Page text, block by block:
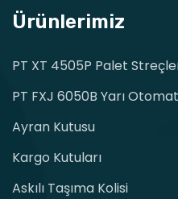
Ürünlerimiz
PT XT 4505P Palet
PT FXJ 6050B Yarı
Ayran Kutusu
Kargo Kutuları
Askılı Taşıma Kolisi